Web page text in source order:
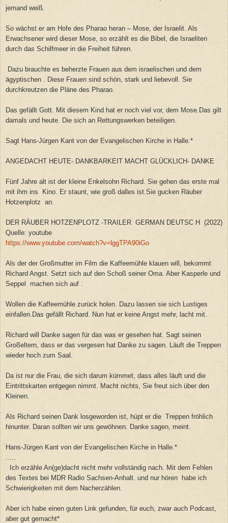
jemand weiß.
So wächst er am Hofe des Pharao heran – Mose, der Israelit. Als
Erwachsener wird dieser Mose, so erzählt es die Bibel, die Israeliten
durch das Schilfmeer in die Freiheit führen.
Dazu brauchte es beherzte Frauen aus dem israelischen und dem
ägyptischen . Diese Frauen sind schön, stark und liebevoll. Sie
durchkreutzen die Pläne des Pharao.
Das gefällt Gott. Mit diesem Kind hat er noch viel vor, dem Mose.Das gilt
damals und heute. Die sich an Rettungswerken beteiligen.
Sagt Hans-Jürgen Kant von der Evangelischen Kirche in Halle.*
ANGEDACHT HEUTE- DANKBARKEIT MACHT GLÜCKLICH- DANKE
Fünf Jahre alt ist der kleine Enkelsohn Richard. Sie gehen das erste mal
mit ihm ins Kino. Er staunt, wie groß dalles ist.Sie gucken Räuber
Hotzenplotz an.
DER RÄUBER HOTZENPLOTZ -TRAILER GERMAN DEUTSC H (2022)
Quelle: youtube
https://www.youtube.com/watch?v=lggTPA90iGo
Als der der Großmutter im Film die Kaffeemühle klauen will, bekommt
Richard Angst. Setzt sich auf den Schoß seiner Oma. Aber Kasperle und
Seppel machen sich auf .
Wollen die Kaffeemühle zurück holen. Dazu lassen sie sich Lustiges
einfallen.Das gefällt Richard. Nun hat er keine Angst mehr, lacht mit.
Richard will Danke sagen für das was er gesehen hat. Sagt seinen
Großeltern, dass er das vergesen hat Danke zu sagen. Läuft die Treppen
wieder hoch zum Saal.
Da ist nur die Frau, die sich darum kümmet, dass alles läuft und die
Eintrittskarten entgegen nimmt. Macht nichts, Sie freut sich über den
Kleinen.
Als Richard seinen Dank losgeworden ist, hüpt er die Treppen fröhlich
hinunter. Daran sollten wir uns gewöhnen. Danke sagen, meint.
Hans-Jürgen Kant von der Evangelischen Kirche in Halle.*
Ich erzähle An(ge)dacht nicht mehr vollständig nach. Mit dem Fehlen
des Textes bei MDR Radio Sachsen-Anhalt. und nur hören habe ich
Schwierigkeiten mit dem Nacherzählen.
Aber ich habe einen guten Link gefunden, für euch, zwar auch Podcast,
aber gut gemacht*